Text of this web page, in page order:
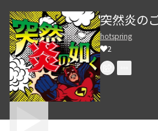
突然炎の
hotspring
2